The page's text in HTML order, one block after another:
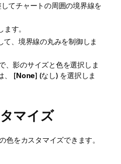
てチャートの周囲の境界線を
す。
て、境界線の丸みを制御しま
、影のサイズと色を選択しま
、 [None] (なし) を選択しま
マイズ
色をカスタマイズできます。